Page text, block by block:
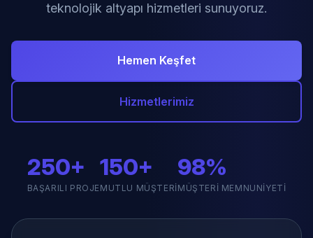
teknolojik altyapı hizmetleri sunuyoruz.
Hemen Keşfet
Hizmetlerimiz
250+
BAŞARILI PROJE
150+
MUTLU MÜŞTERI
98%
MÜŞTERI MEMNUNIYETI